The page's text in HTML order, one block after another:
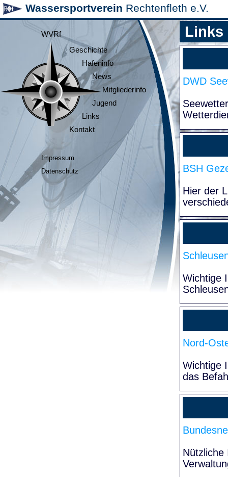
Wassersportverein Rechtenfleth e.V.
WVRf
Geschichte
Hafeninfo
News
Mitgliederinfo
Jugend
Links
Kontakt
Impressum
Datenschutz
Links
DWD
BSH
Hier der
Wichtige
Nord-
Wichtige
das
Nützliche